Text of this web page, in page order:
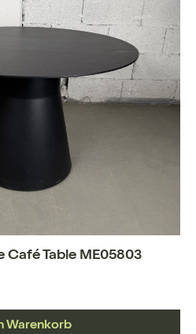
Café Table ME05803
Warenkorb